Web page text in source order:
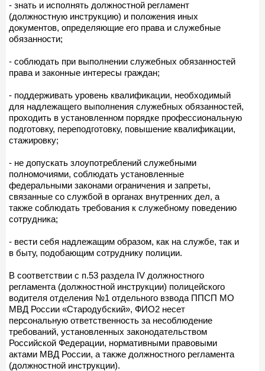
- знать и исполнять должностной регламент
(должностную инструкцию) и положения иных
документов, определяющие его права и служебные
обязанности;
- соблюдать при выполнении служебных обязанностей
права и законные интересы граждан;
- поддерживать уровень квалификации, необходимый
для надлежащего выполнения служебных обязанностей,
проходить в установленном порядке профессиональную
подготовку, переподготовку, повышение квалификации,
стажировку;
- не допускать злоупотреблений служебными
полномочиями, соблюдать установленные
федеральными законами ограничения и запреты,
связанные со службой в органах внутренних дел, а
также соблюдать требования к служебному поведению
сотрудника;
- вести себя надлежащим образом, как на службе, так и
в быту, подобающим сотруднику полиции.
В соответствии с п.53 раздела IV должностного
регламента (должностной инструкции) полицейского
водителя отделения №1 отдельного взвода ППСП МО
МВД России «Стародубский», ФИО2 несет
персональную ответственность за несоблюдение
требований, установленных законодательством
Российской Федерации, нормативными правовыми
актами МВД России, а также должностного регламента
(должностной инструкции).